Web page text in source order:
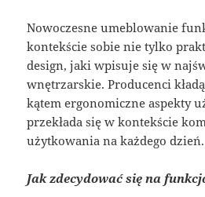
Nowoczesne umeblowanie
kontekście sobie nie tylko
design, jaki wpisuje się w
wnętrzarskie. Producenci
kątem ergonomiczne aspekty
przekłada się w kontekście
użytkowania na każdego dzień.
Jak zdecydować się na